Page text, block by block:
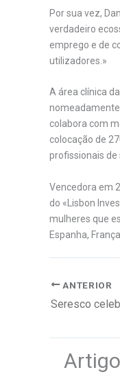
Por sua vez,
verdadeiro
emprego e de
utilizadores.»
A área clínica
colabora com
colocação de
profissionais de
Vencedora em
do «Lisbon
mulheres que
Espanha,
ANTERIOR